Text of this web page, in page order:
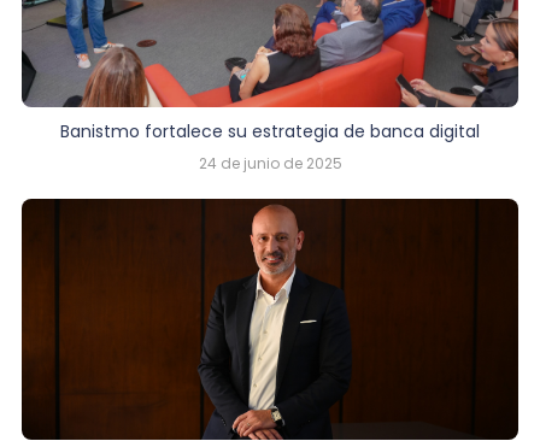
Banistmo fortalece su estrategia de banca digital
24 de junio de 2025